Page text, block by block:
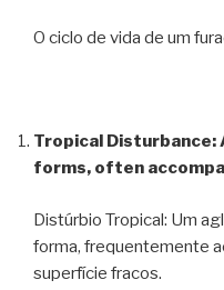
O ciclo de vida de um
Tropical
forms, often
Distúrbio Tropical: Um
forma, frequentemente
superfície fracos.